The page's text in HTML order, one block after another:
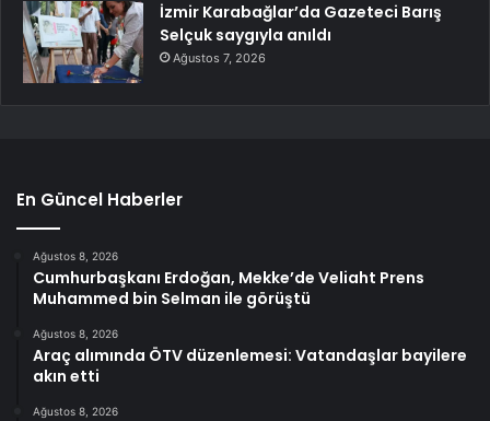
İzmir Karabağlar’da Gazeteci Barış
Selçuk saygıyla anıldı
Ağustos 7, 2026
En Güncel Haberler
Ağustos 8, 2026
Cumhurbaşkanı Erdoğan, Mekke’de Veliaht Prens
Muhammed bin Selman ile görüştü
Ağustos 8, 2026
Araç alımında ÖTV düzenlemesi: Vatandaşlar bayilere
akın etti
Ağustos 8, 2026